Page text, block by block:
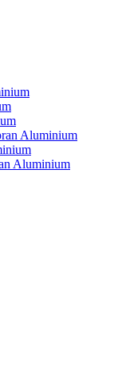
Aluminium
Aluminium